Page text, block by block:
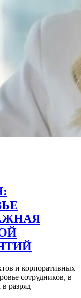
и корпоративных
сотрудников, в
разряд